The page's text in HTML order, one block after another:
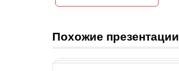
Похожие презентации